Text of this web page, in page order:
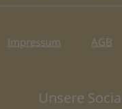
Impressum AGB
Unsere